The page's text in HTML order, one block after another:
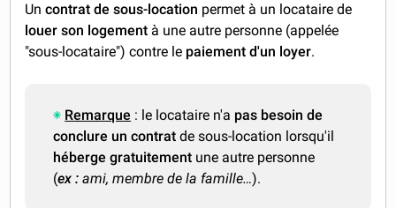
Uncontrat de sous-location permet à un locataire de
louer son logement à une autre personne (appelée
"sous-locataire") contre le paiement d'un loyer.
Remarque : le locataire n'a pas besoin de
conclure un contrat de sous-location lorsqu'il
héberge gratuitement une autre personne
(ex : ami, membre de la famille…).